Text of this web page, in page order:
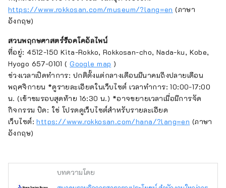
https://www.rokkosan.com/museum/?lang=en (ภาษา
อังกฤษ)
สวนพฤกษศาสตร์ร็อคโคอัลไพน์
ที่อยู่: 4512-150 Kita-Rokko, Rokkosan-cho, Nada-ku, Kobe,
Hyogo 657-0101 (Google map )
ช่วงเวลาเปิดทำการ: ปกติตั้งแต่กลางเดือนมีนาคมถึงปลายเดือน
พฤศจิกายน *ดูรายละเอียดในเว็บไซต์ เวลาทำการ: 10:00-17:00
น. (เข้าชมรอบสุดท้าย 16:30 น.) *อาจขยายเวลาเมื่อมีการจัด
กิจกรรม ปิด: ใช่ โปรดดูเว็บไซต์สำหรับรายละเอียด
เว็บไซต์:https://www.rokkosan.com/hana/?lang=en (ภาษา
อังกฤษ)
บทความโดย